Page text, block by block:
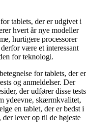
tablets, der er udgivet i
hvert år nye modeller
hurtigere processorer
være et interessant
for teknologi.
for tablets, der er
og anmeldelser. Der
der udfører disse tests
ydeevne, skærmkvalitet,
en tablet, der er bedst i
lever op til de højeste